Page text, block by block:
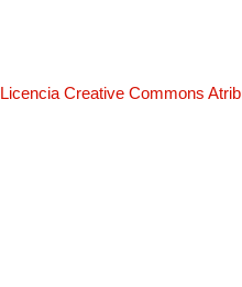
Licencia Creative Commons